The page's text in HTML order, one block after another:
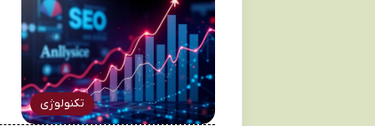
تکنولوژی